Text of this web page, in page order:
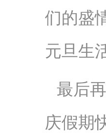
们的盛
元旦生
最后
庆假期